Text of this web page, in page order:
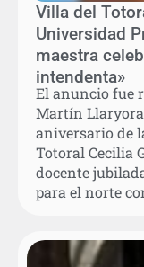
Villa del
Universidad
maestra
intendenta»
El anuncio fue
Martín Llaryora
aniversario de
Totoral Cecilia
docente
para el norte